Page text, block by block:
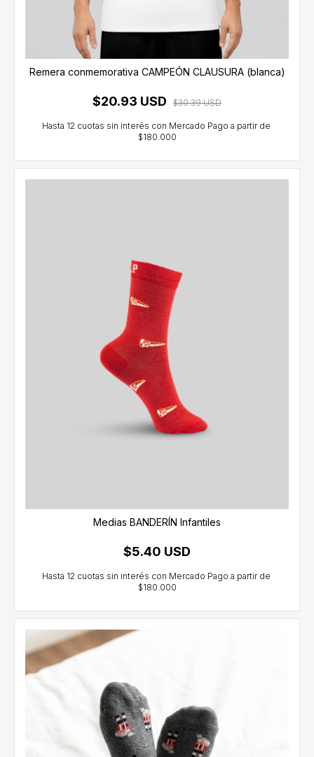
Remera conmemorativa CAMPEÓN CLAUSURA (blanca)
$20.93 USD $30.39 USD
Medias BANDERÍN Infantiles
$5.40 USD